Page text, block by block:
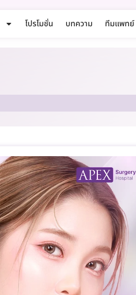
โปรโมชั่น บทความ ทีมแพทย์